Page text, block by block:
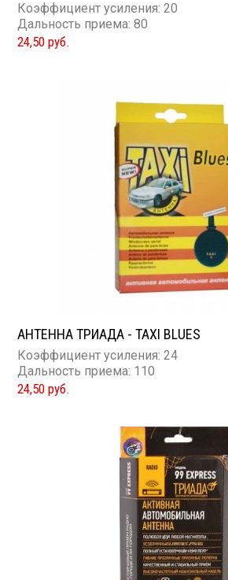
Коэффициент усиления: 20
Дальность приема: 80
24,50 руб.
АНТЕННА ТРИАДА - TAXI BLUES
Коэффициент усиления: 24
Дальность приема: 110
24,50 руб.